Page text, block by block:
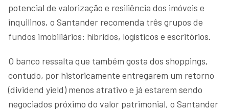
potencial de valorização e resiliência dos imóveis e
inquilinos, o Santander recomenda três grupos de
fundos imobiliários: híbridos, logísticos e escritórios.
O banco ressalta que também gosta dos shoppings,
contudo, por historicamente entregarem um retorno
(dividend yield) menos atrativo e já estarem sendo
negociados próximo do valor patrimonial, o Santander